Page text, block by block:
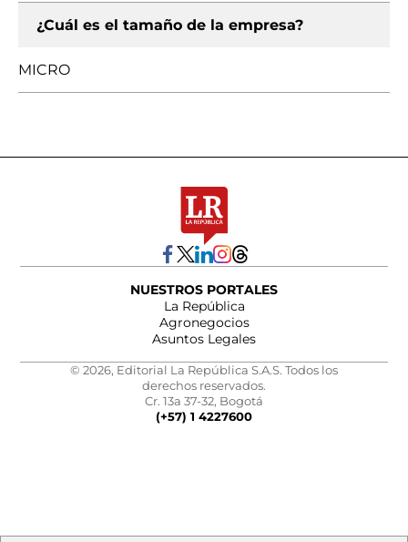
¿Cuál es el tamaño de la empresa?
MICRO
NUESTROS PORTALES
La República
Agronegocios
Asuntos Legales
© 2026, Editorial La República S.A.S. Todos los
derechos reservados.
Cr. 13a 37-32, Bogotá
(+57) 1 4227600